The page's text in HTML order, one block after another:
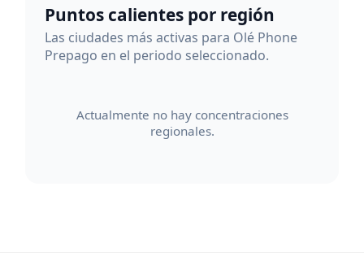
Puntos calientes por región
Las ciudades más activas para Olé Phone
Prepago en el periodo seleccionado.
Actualmente no hay concentraciones
regionales.